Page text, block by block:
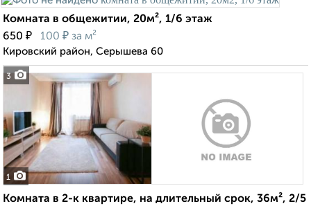
3
Комната в общежитии, 20м², 1/6 этаж
650 ₽ 100 ₽ за м²
Кировский район, Серышева 60
1
Комната в 2-к квартире, на длительный срок, 36м², 2/5